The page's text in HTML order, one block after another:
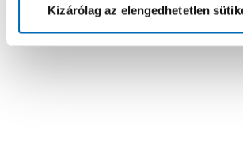
Kizárólag az elengedhetetlen